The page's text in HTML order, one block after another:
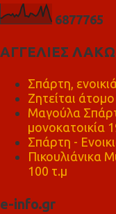
6877765
ΑΓΓΕΛΙΕΣ
Σπάρτη,
Ζητείται
Μαγούλα
μονοκατοικία
Σπάρτη -
Πικουλιάνικα
100 τ.μ
e-info.gr